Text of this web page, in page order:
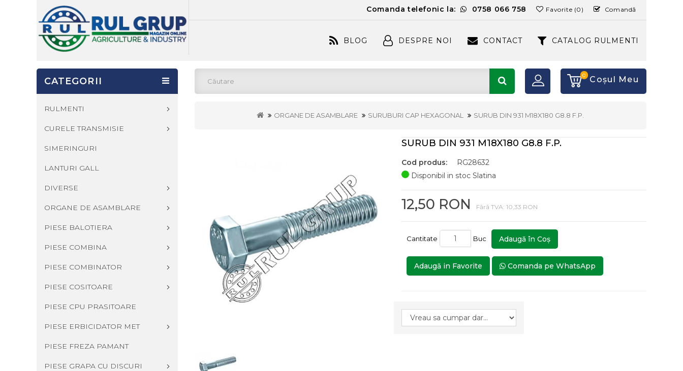
Comanda telefonic la: 0758 066 758 Favorite (0) Comandă
BLOG DESPRE NOI CONTACT CATALOG RULMENTI
0 Coşul Meu
ORGANE DE ASAMBLARE SURUBURI CAP HEXAGONAL SURUB DIN 931 M18X180 G8.8 F.P.
CATEGORII
RULMENTI
CURELE TRANSMISIE
SIMERINGURI
LANTURI GALL
DIVERSE
ORGANE DE ASAMBLARE
PIESE BALOTIERA
PIESE COMBINA
PIESE COMBINATOR
PIESE COSITOARE
PIESE CPU PRASITOARE
PIESE ERBICIDATOR MET
PIESE FREZA PAMANT
PIESE GRAPA CU DISCURI
SURUB DIN 931 M18X180 G8.8 F.P.
Cod produs:
RG28632
Disponibil in stoc Slatina
12,50 RON Fără TVA: 10,33 RON
Cantitate Buc Adaugă în Coş
Adaugă in Favorite Comanda pe WhatsApp